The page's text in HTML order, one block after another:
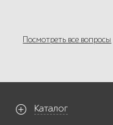
Посмотреть все вопросы
Каталог